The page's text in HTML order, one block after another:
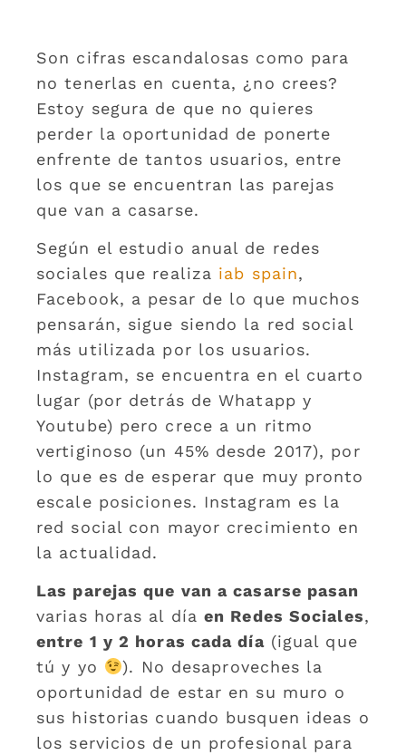
Son cifras escandalosas como para
no tenerlas en cuenta, ¿no crees?
Estoy segura de que no quieres
perder la oportunidad de ponerte
enfrente de tantos usuarios, entre
los que se encuentran las parejas
que van a casarse.
Según el estudio anual de redes
sociales que realiza iab spain,
Facebook, a pesar de lo que muchos
pensarán, sigue siendo la red social
más utilizada por los usuarios.
Instagram, se encuentra en el cuarto
lugar (por detrás de Whatapp y
Youtube) pero crece a un ritmo
vertiginoso (un 45% desde 2017), por
lo que es de esperar que muy pronto
escale posiciones. Instagram es la
red social con mayor crecimiento en
la actualidad.
Las parejas que van a casarse pasan
varias horas al díaen Redes Sociales,
entre 1 y 2 horas cada día(igual que
tú y yo
). No desaproveches la
oportunidad de estar en su muro o
sus historias cuando busquen ideas o
los servicios de un profesional para